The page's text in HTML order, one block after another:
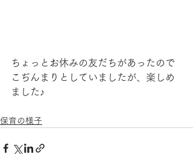
ちょっとお休みの友だちがあったので
こぢんまりとしていましたが、楽しめ
ました♪
保育の様子